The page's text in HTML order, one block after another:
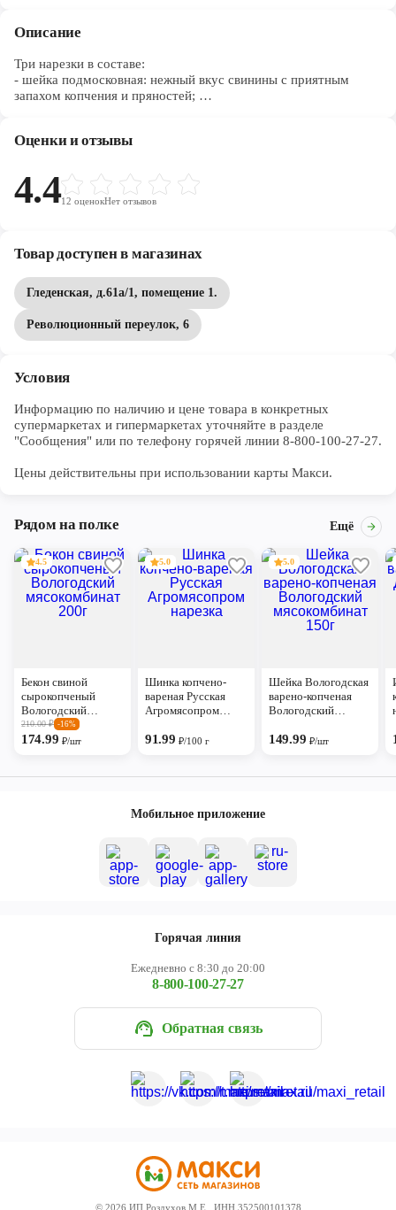
Описание
Три нарезки в составе:
- шейка подмосковная: нежный вкус свинины с приятным
запахом копчения и пряностей;
- пасторма деликатесная: нежный вкус свинины с приятным
Оценки и отзывы
4.412 оценокНет отзывов
Товар доступен в магазинах
Гледенская, д.61а/1, помещение 1.
Революционный переулок, 6
Условия
Информацию по наличию и цене товара в конкретных
супермаркетах и гипермаркетах уточняйте в разделе
"Сообщения" или по телефону горячей линии 8-800-100-27-27.
Цены действительны при использовании карты Макси.
Рядом на полке Ещё
4.5
Бекон свиной
сырокопченый
Вологодский
мясокомбинат 200г
210.00₽ -16%
174.99 ₽/шт
5.0
Шинка копчено-
вареная Русская
Агромясопром
91.99₽/100 г
5.0
Шейка Вологодская
варено-копченая
Вологодский
149.99 ₽/шт
Мобильное приложение
Горячая линия
Ежедневно с 8:30 до 20:00
8-800-100-27-27
Обратная связь
© 2026 ИП Роздухов М.Е., ИНН 352500101378